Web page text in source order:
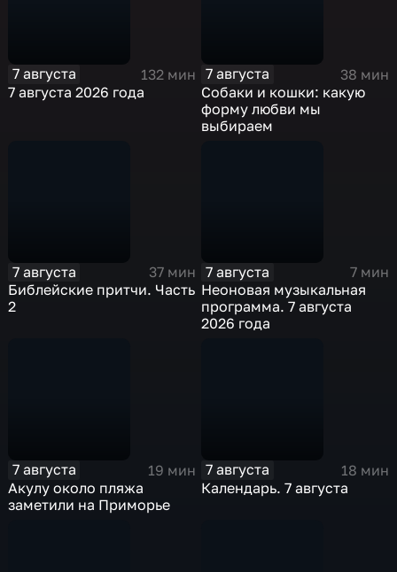
7 августа
132 мин
7 августа 2026 года
7 августа
38 мин
Собаки и кошки: какую
форму любви мы
выбираем
7 августа
37 мин
Библейские притчи. Часть
2
7 августа
7 мин
Неоновая музыкальная
программа. 7 августа
2026 года
7 августа
19 мин
Акулу около пляжа
заметили на Приморье
7 августа
18 мин
Календарь. 7 августа